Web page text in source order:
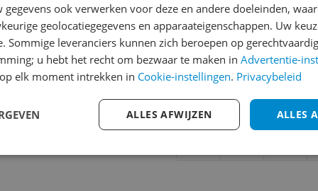
storm plunges her into a
joined by inventive
in the Eye of the
met het schrijven van je
een review gemiddeld
andere bezoekers een
€250,-!Klik hier voor de
Welk cijfer geef jij dit
gegevens ook verwerken voor deze en andere doeleinden,
geolocatiegegevens en apparaateigenschappen. Uw
Sommige leveranciers kunnen zich beroepen op
u hebt het recht om bezwaar te maken in Advertentie-
elk moment intrekken in Cookie-instellingen. Privacybeleid
ALLES
ALLES AFWIJZEN